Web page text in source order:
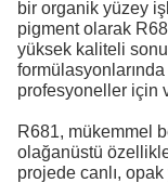
bir organik yüzey
pigment olarak
yüksek kaliteli
profesyoneller için
R681, mükemmel
olağanüstü
projede canlı,